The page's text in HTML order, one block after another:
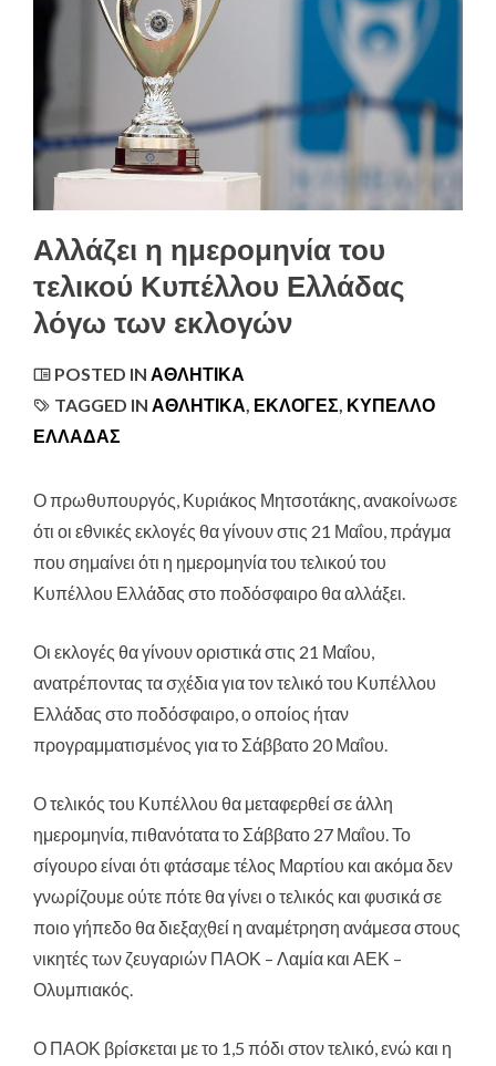
Αλλάζει η ημερομηνία του
τελικού Κυπέλλου Ελλάδας
λόγω των εκλογών
POSTED IN ΑΘΛΗΤΙΚΆ
TAGGED IN ΑΘΛΗΤΙΚΆ, ΕΚΛΟΓΈΣ, ΚΎΠΕΛΛΟ
ΕΛΛΆΔΑΣ
Ο πρωθυπουργός, Κυριάκος Μητσοτάκης, ανακοίνωσε
ότι οι εθνικές εκλογές θα γίνουν στις 21 Μαΐου, πράγμα
που σημαίνει ότι η ημερομηνία του τελικού του
Κυπέλλου Ελλάδας στο ποδόσφαιρο θα αλλάξει.
Οι εκλογές θα γίνουν οριστικά στις 21 Μαΐου,
ανατρέποντας τα σχέδια για τον τελικό του Κυπέλλου
Ελλάδας στο ποδόσφαιρο, ο οποίος ήταν
προγραμματισμένος για το Σάββατο 20 Μαΐου.
Ο τελικός του Κυπέλλου θα μεταφερθεί σε άλλη
ημερομηνία, πιθανότατα το Σάββατο 27 Μαΐου. Το
σίγουρο είναι ότι φτάσαμε τέλος Μαρτίου και ακόμα δεν
γνωρίζουμε ούτε πότε θα γίνει ο τελικός και φυσικά σε
ποιο γήπεδο θα διεξαχθεί η αναμέτρηση ανάμεσα στους
νικητές των ζευγαριών ΠΑΟΚ – Λαμία και ΑΕΚ –
Ολυμπιακός.
Ο ΠΑΟΚ βρίσκεται με το 1,5 πόδι στον τελικό, ενώ και η